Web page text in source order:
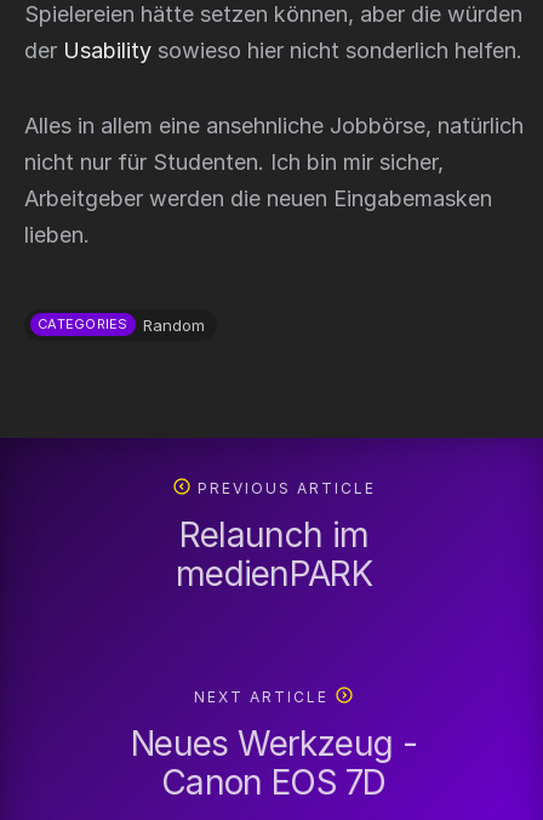
Spielereien hätte setzen können, aber die würden
der Usability sowieso hier nicht sonderlich helfen.
Alles in allem eine ansehnliche Jobbörse, natürlich
nicht nur für Studenten. Ich bin mir sicher,
Arbeitgeber werden die neuen Eingabemasken
lieben.
CATEGORIES Random
PREVIOUS ARTICLE
Relaunch im
medienPARK
NEXT ARTICLE
Neues Werkzeug -
Canon EOS 7D